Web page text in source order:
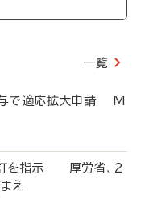
一覧
で適応拡大申請 M
訂を指示 厚労省、2
え